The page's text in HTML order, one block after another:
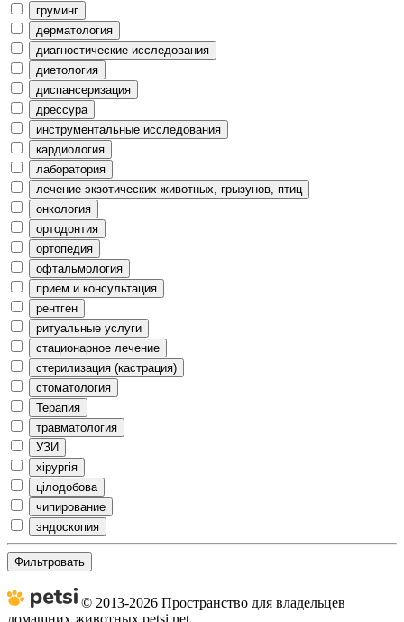
груминг
дерматология
диагностические исследования
диетология
диспансеризация
дрессура
инструментальные исследования
кардиология
лаборатория
лечение экзотических животных, грызунов, птиц
онкология
ортодонтия
ортопедия
офтальмология
прием и консультация
рентген
ритуальные услуги
стационарное лечение
стерилизация (кастрация)
стоматология
Терапия
травматология
УЗИ
хірургія
цілодобова
чипирование
эндоскопия
Фильтровать
© 2013-2026 Пространство для владельцев